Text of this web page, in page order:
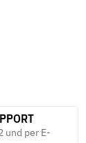
und per E-